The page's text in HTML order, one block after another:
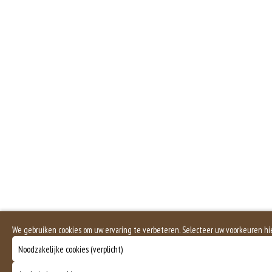
We gebruiken cookies om uw ervaring te verbeteren. Selecteer uw voorkeuren
Noodzakelijke cookies (verplicht)